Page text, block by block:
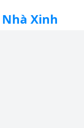
Nhà Xinh